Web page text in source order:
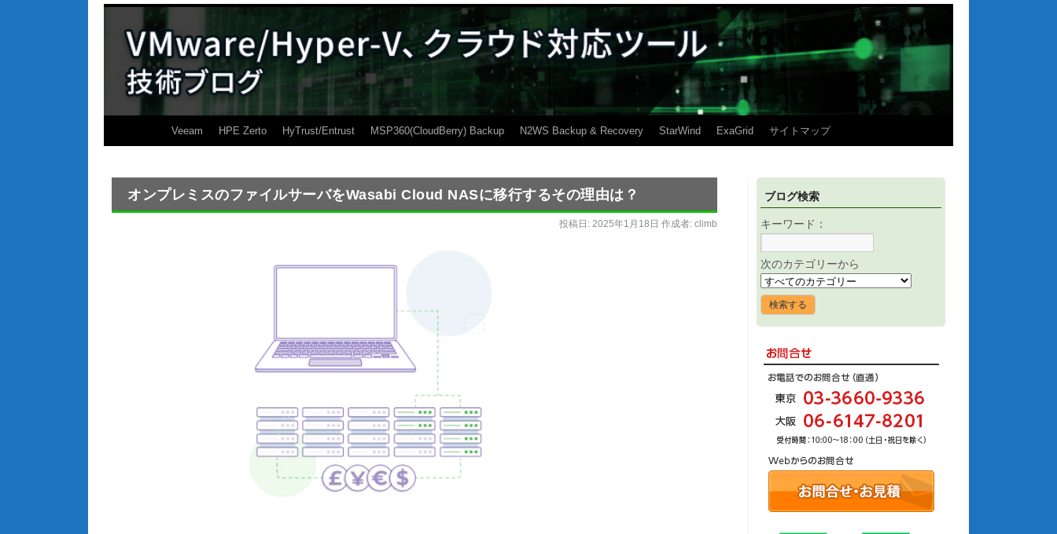
Veeam HPE Zerto HyTrust/Entrust MSP360(CloudBerry) Backup N2WS Backup & Recovery StarWind ExaGrid サイトマップ
オンプレミスのファイルサーバをWasabi Cloud NASに移行するその理由は？
投稿日: 2025年1月18日 作成者: climb
ブログ検索
キーワード：
次のカテゴリーから